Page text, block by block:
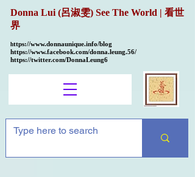
Donna Lui (呂淑雯) See The World | 看世
界
https://www.donnaunique.info/blog
https://www.facebook.com/donna.leung.56/
https://twitter.com/DonnaLeung6